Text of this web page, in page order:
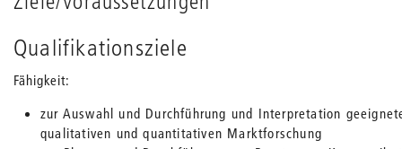
Qualifikationsziele
Fähigkeit:
zur Auswahl und Durchführung und Interpretation
qualitativen und quantitativen Marktforschung